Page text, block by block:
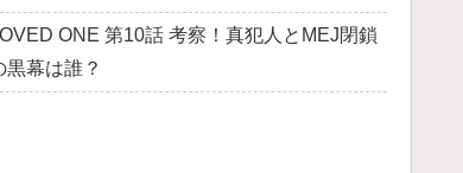
ONE 第10話 考察！真犯人とMEJ閉鎖
黒幕は誰？